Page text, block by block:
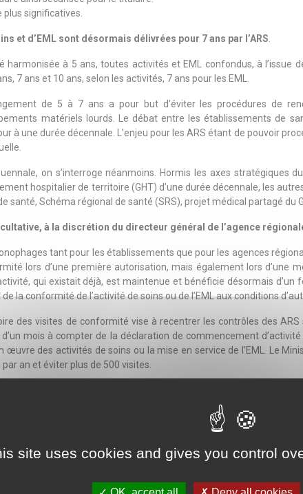
significatives.
et d’EML sont désormais délivrées pour 7 ans par l’ARS
harmonisée à 5 ans, toutes activités et EML confondus, à
7 ans et 10 ans, selon les activités, 7 ans pour les EML.
de 5 à 7 ans a pour but d’éviter les procédures de
matériels lourds. Le débat entre les établissements de
à une durée décennale. L’enjeu pour les ARS étant de pouvoir
on s’interroge néanmoins. Hormis les axes stratégiques
hospitalier de territoire (GHT) d’une durée décennale, les
santé, Schéma régional de santé (SRS), projet médical partagé du
à la discrétion du directeur général de l’agence
tant pour les établissements que pour les agences
lors d’une première autorisation, mais également lors d’une
qui existait déjà, est maintenue et bénéficie désormais d’un
la conformité de l’activité de soins ou de l’EML aux conditions
des visites de conformité vise à recentrer les contrôles des
d’un mois à compter de la déclaration de commencement
œuvre des activités de soins ou la mise en service de l’EML. Le
an et éviter plus de 500 visites.
une procédure spécifique d’autorisation en cas de menace
quantifiés de l’offre de soins et que l’autorisation est délivrée
régionale de la Santé et de l’Autonomie, notification d’une
de soins de suite et de réadaptation (SSR) pourrait être autorisé
site uses cookies and gives you control